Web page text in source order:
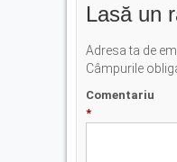
Lasă un
Adresa ta de
Câmpurile
Comentariu
*